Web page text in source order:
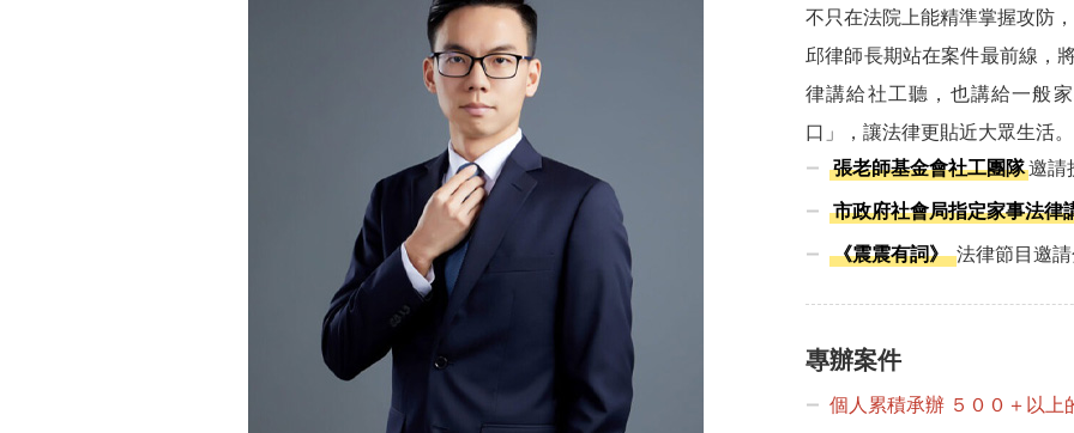
不只在法院上能精準掌握攻防
邱律師長期站在案件最前線，
律講給社工聽，也講給一般
口」，讓法律更貼近大眾生活。
張老師基金會社工團隊邀請
市政府社會局指定家事法律
《震震有詞》法律節目邀
專辦案件
個人累積承辦 ５００＋以上